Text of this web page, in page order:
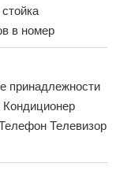
в номер
принадлежности
Телевизор